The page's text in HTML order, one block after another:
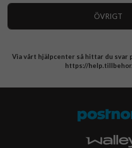
ÖVRIGT
Integritetspolicy
Via vårt hjälpcenter så hittar du svar
https://